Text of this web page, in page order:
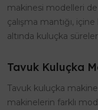
makinesi modelleri
çalışma mantığı,
altında kuluçka
Tavuk Kuluçka
Tavuk kuluçka
makinelerin farklı